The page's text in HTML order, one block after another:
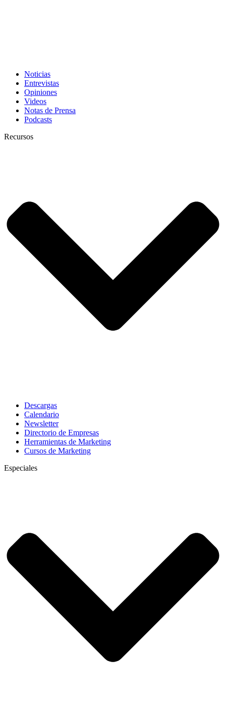
Noticias
Entrevistas
Opiniones
Videos
Notas de Prensa
Podcasts
Recursos
Descargas
Calendario
Newsletter
Directorio de Empresas
Herramientas de Marketing
Cursos de Marketing
Especiales